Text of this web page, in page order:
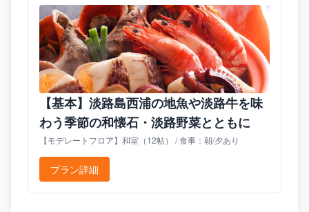
【基本】淡路島西浦の地魚や淡路牛を味
わう季節の和懐石・淡路野菜とともに
【モデレートフロア】和室（12帖） / 食事：朝/夕あり
プラン詳細